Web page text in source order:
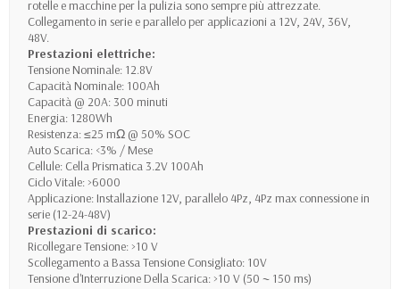
rotelle e macchine per la pulizia sono sempre più attrezzate.
Collegamento in serie e parallelo per applicazioni a 12V, 24V, 36V,
48V.
Prestazioni elettriche:
Tensione Nominale: 12.8V
Capacità Nominale: 100Ah
Capacità @ 20A: 300 minuti
Energia: 1280Wh
Resistenza: ≤25 mΩ @ 50% SOC
Auto Scarica: <3% / Mese
Cellule: Cella Prismatica 3.2V 100Ah
Ciclo Vitale: >6000
Applicazione: Installazione 12V, parallelo 4Pz, 4Pz max connessione in
serie (12-24-48V)
Prestazioni di scarico:
Ricollegare Tensione: >10 V
Scollegamento a Bassa Tensione Consigliato: 10V
Tensione d'Interruzione Della Scarica: >10 V (50 ~ 150 ms)